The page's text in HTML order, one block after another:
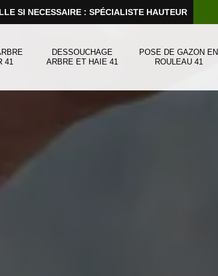
SI NECESSAIRE : SPÉCIALISTE HAUTEUR
41
DESSOUCHAGE
ARBRE ET HAIE 41
POSE DE GAZON EN
ROULEAU 41